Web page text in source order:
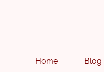
Home Blog